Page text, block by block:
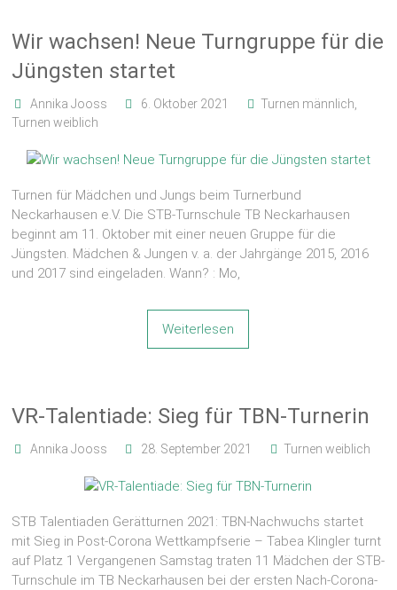
Wir wachsen! Neue Turngruppe für die
Jüngsten startet
Annika Jooss 6. Oktober 2021 Turnen männlich
Turnen weiblich
Turnen für Mädchen und Jungs beim Turnerbund
Neckarhausen e.V. Die STB-Turnschule TB Neckarhausen
beginnt am 11. Oktober mit einer neuen Gruppe für die
Jüngsten. Mädchen & Jungen v. a. der Jahrgänge 2015, 2016
und 2017 sind eingeladen. Wann? : Mo,
Weiterlesen
VR-Talentiade: Sieg für TBN-Turnerin
Annika Jooss 28. September 2021 Turnen weiblich
STB Talentiaden Gerätturnen 2021: TBN-Nachwuchs startet
mit Sieg in Post-Corona Wettkampfserie – Tabea Klingler turnt
auf Platz 1 Vergangenen Samstag traten 11 Mädchen der STB-
Turnschule im TB Neckarhausen bei der ersten Nach-Corona-